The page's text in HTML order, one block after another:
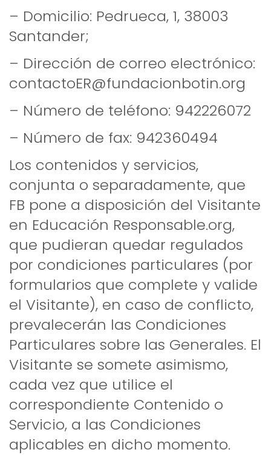
– Domicilio: Pedrueca, 1, 38003
Santander;
– Dirección de correo electrónico:
contactoER@fundacionbotin.org
– Número de teléfono: 942226072
– Número de fax: 942360494
Los contenidos y servicios,
conjunta o separadamente, que
FB pone a disposición del Visitante
en Educación Responsable.org,
que pudieran quedar regulados
por condiciones particulares (por
formularios que complete y valide
el Visitante), en caso de conflicto,
prevalecerán las Condiciones
Particulares sobre las Generales. El
Visitante se somete asimismo,
cada vez que utilice el
correspondiente Contenido o
Servicio, a las Condiciones
aplicables en dicho momento.